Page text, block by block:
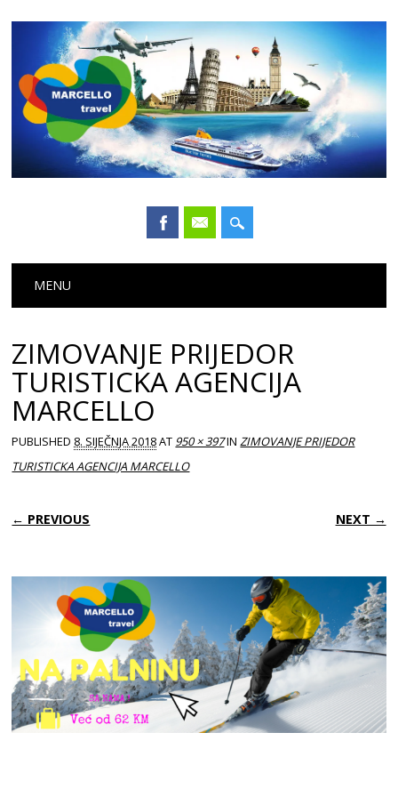
Main menu
MENU
ZIMOVANJE PRIJEDOR
TURISTICKA AGENCIJA
MARCELLO
PUBLISHED 8. SIJEČNJA 2018AT 950 × 397INZIMOVANJE PRIJEDOR
TURISTICKA AGENCIJA MARCELLO
← PREVIOUS NEXT →